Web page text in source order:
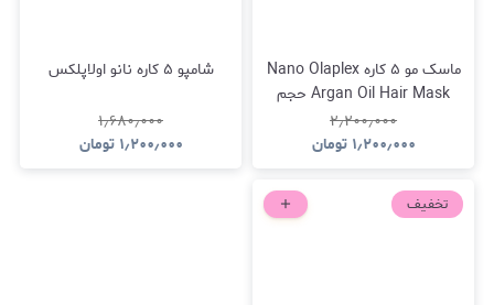
ماسک مو ۵ کاره Nano Olaplex
Argan Oil Hair Mask حجم
1000 میلی‌لیتر
۲٫۲۰۰٫۰۰۰
۱٫۲۰۰٫۰۰۰ تومان
شامپو ۵ کاره نانو اولاپلکس
۱٫۶۸۰٫۰۰۰
۱٫۲۰۰٫۰۰۰ تومان
تخفیف